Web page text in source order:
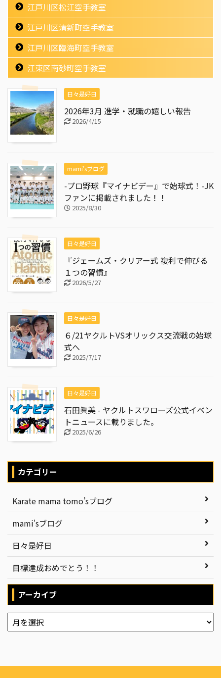
江戸川区松江空手教室
江戸川区清新町空手教室
江戸川区臨海町空手教室
江東区南砂町空手教室
日々是好日
2026年3月 進学・就職の嬉しい報告
2026/4/15
mami'sブログ
-プロ野球『マイナビデー』で始球式！-JK
ファンに掲載されました！！
2025/8/30
日々是好日
『ジェームズ・クリアー式 複利で伸びる
１つの習慣』
2026/5/27
日々是好日
６/21ヤクルトVSオリックス交流戦の始球
式へ
2025/7/17
日々是好日
石田眞美 - ヤクルトスワローズ公式イベン
トニュースに載りました。
2025/6/26
カテゴリー
Karate mama tomo’sブログ
mami'sブログ
日々是好日
目標達成おめでとう！！
アーカイブ